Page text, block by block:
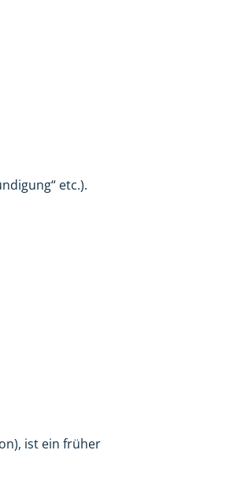
etc.).
ist ein früher